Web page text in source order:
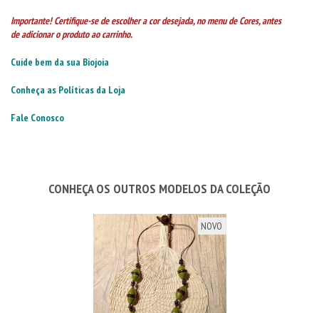
Importante! Certifique-se de escolher a cor desejada, no menu de Cores, antes
de adicionar o produto ao carrinho.
Cuide bem da sua Biojoia
Conheça as Políticas da Loja
Fale Conosco
CONHEÇA OS OUTROS MODELOS DA COLEÇÃO
NOVO